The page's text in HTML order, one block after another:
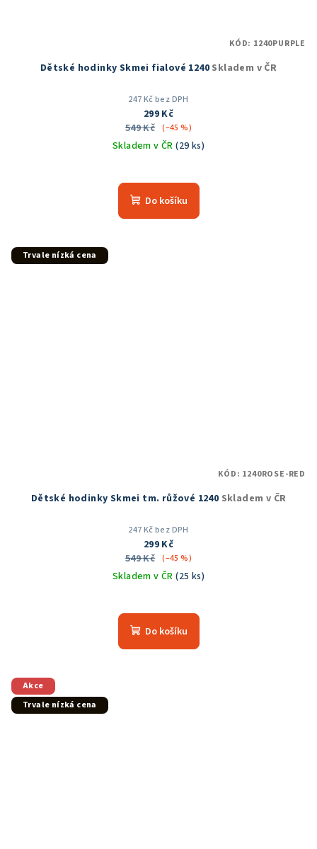
Dětské hodinky Skmei fialové 1240 Skladem v ČR
247 Kč bez DPH
299 Kč
549 Kč (–45 %)
Skladem v ČR(29 ks)
hodnocení
produktu
Do košíku
KÓD: 1240PURPLE
Trvale nízká cena
Dětské hodinky Skmei tm. růžové 1240 Skladem v ČR
247 Kč bez DPH
299 Kč
549 Kč (–45 %)
Skladem v ČR(25 ks)
hodnocení
produktu
Do košíku
KÓD: 1240ROSE-RED
Akce
Trvale nízká cena